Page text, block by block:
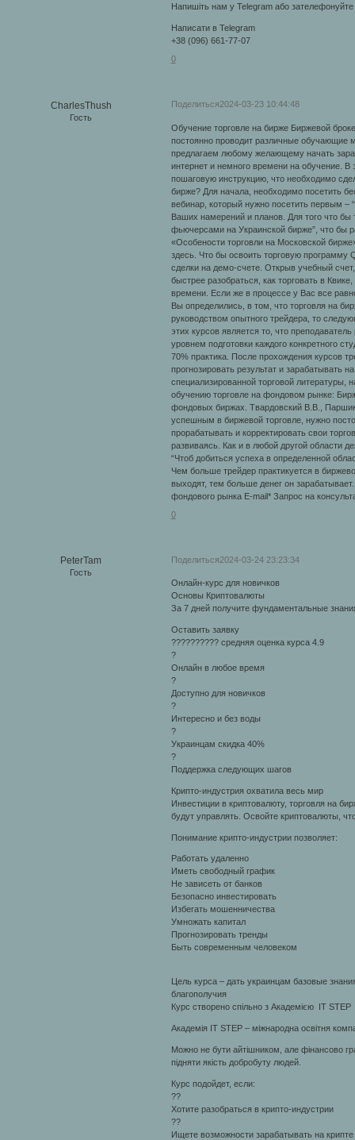
Напишіть нам у Telegram або зателефонуйте
Написати в Telegram
+38 (096) 661-77-07
0
Поделиться2024-03-23 10:44:48
CharlesThush
Гость
Обучение торговле на бирже Биржевой
постоянно проводит различные обучающие
предлагаем любому желающему начать
интернет и немного времени на обучение.
пошаговую инструкцию, что необходимо
бирже? Для начала, необходимо посетить
вебинар, который нужно посетить первым –
Ваших намерений и планов. Для того что бы
фьючерсами на Украинской бирже”, что бы
«Особености торговли на Московской
здесь. Что бы освоить торговую программу
сделки на демо-счете. Открыв учебный
быстрее разобраться, как торговать в
времени. Если же в процессе у Вас все
Вы определились, в том, что торговля на
руководством опытного трейдера, то
этих курсов является то, что
уровнем подготовки каждого конкретного
70% практика. После прохождения курсов
прогнозировать результат и зарабатывать
специализированной торговой литературы,
обучению торговле на фондовом рынке:
фондовых биржах. Твардовский В.В.,
успешным в биржевой торговле, нужно
прорабатывать и корректировать свои
развиваясь. Как и в любой другой области
“Чтоб добиться успеха в определенной
Чем больше трейдер практикуется в
выходят, тем больше денег он
фондового рынка E-mail* Запрос на
0
Поделиться2024-03-24 23:23:34
PeterTam
Гость
Онлайн-курс для новичков
Основы Криптовалюты
За 7 дней получите фундаментальные
Оставить заявку
?????????? средняя оценка курса 4.9
?
Онлайн в любое время
?
Доступно для новичков
?
Интересно и без воды
?
Украинцам скидка 40%
?
Поддержка следующих шагов
Крипто-индустрия охватила весь мир
Инвестиции в криптовалюту, торговля на
будут управлять. Освойте криптовалюты,
Понимание крипто-индустрии позволяет:
Работать удаленно
Иметь свободный график
Не зависеть от банков
Безопасно инвестировать
Избегать мошенничества
Умножать капитал
Прогнозировать тренды
Быть современным человеком
Цель курса – дать украинцам базовые
благополучия
Курс створено спільно з Академією IT STEP
Академія IT STEP – міжнародна освітня
Можно не бути айтiшником, але фінансово
підняти якість добробуту людей.
Курс подойдет, если:
??
Хотите разобраться в крипто-индустрии
??
Ищете возможности зарабатывать на крипте